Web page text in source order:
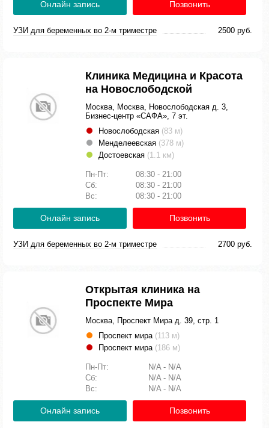
Онлайн запись Позвонить
УЗИ для беременных во 2-м триместре 2500 руб.
Клиника Медицина и Красота
на Новослободской
Москва, Москва, Новослободская д. 3,
Бизнес-центр «САФА», 7 эт.
Новослободская (83 м)
Менделеевская (378 м)
Достоевская (1.1 км)
Пн-Пт:
08:30 - 21:00
Сб:
08:30 - 21:00
Вс:
08:30 - 21:00
Онлайн запись Позвонить
УЗИ для беременных во 2-м триместре 2700 руб.
Открытая клиника на
Проспекте Мира
Москва, Проспект Мира д. 39, стр. 1
Проспект мира (113 м)
Проспект мира (186 м)
Пн-Пт:
N/A - N/A
Сб:
N/A - N/A
Вс:
N/A - N/A
Онлайн запись Позвонить